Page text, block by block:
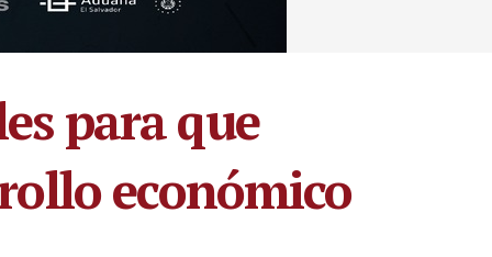
para que
económico